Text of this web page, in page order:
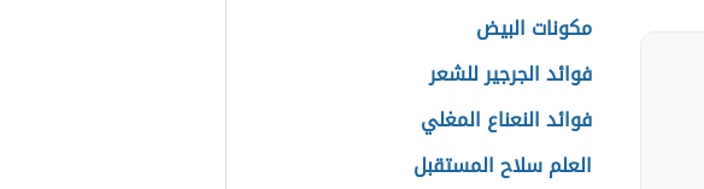
مكونات البيض
فوائد الجرجير للشعر
فوائد النعناع المغلي
العلم سلاح المستقبل